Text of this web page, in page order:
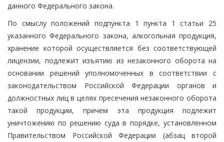
данного Федерального закона.
По смыслу положений подпункта 1 пункта 1 статьи 25
указанного Федерального закона, алкогольная продукция,
хранение которой осуществляется без соответствующей
лицензии, подлежит изъятию из незаконного оборота на
основании решений уполномоченных в соответствии с
законодательством Российской Федерации органов и
должностных лиц в целях пресечения незаконного оборота
такой продукции, причем эта продукция подлежит
уничтожению по решению суда в порядке, установленном
Правительством Российской Федерации (абзац второй